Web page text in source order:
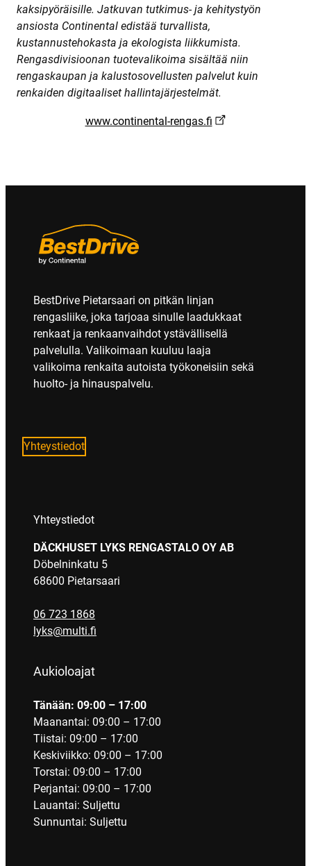
kaksipyöräisille. Jatkuvan tutkimus- ja kehitystyön
ansiosta Continental edistää turvallista,
kustannustehokasta ja ekologista liikkumista.
Rengasdivisioonan tuotevalikoima sisältää niin
rengaskaupan ja kalustosovellusten palvelut kuin
renkaiden digitaaliset hallintajärjestelmät.
www.continental-rengas.fi
BestDrive Pietarsaari on pitkän linjan
rengasliike, joka tarjoaa sinulle laadukkaat
renkaat ja renkaanvaihdot ystävällisellä
palvelulla. Valikoimaan kuuluu laaja
valikoima renkaita autoista työkoneisiin sekä
huolto- ja hinauspalvelu.
Yhteystiedot
Yhteystiedot
DÄCKHUSET LYKS RENGASTALO OY AB
Döbelninkatu 5
68600 Pietarsaari
06 723 1868
lyks@multi.fi
Aukioloajat
Tänään: 09:00 – 17:00
Maanantai: 09:00 – 17:00
Tiistai: 09:00 – 17:00
Keskiviikko: 09:00 – 17:00
Torstai: 09:00 – 17:00
Perjantai: 09:00 – 17:00
Lauantai: Suljettu
Sunnuntai: Suljettu